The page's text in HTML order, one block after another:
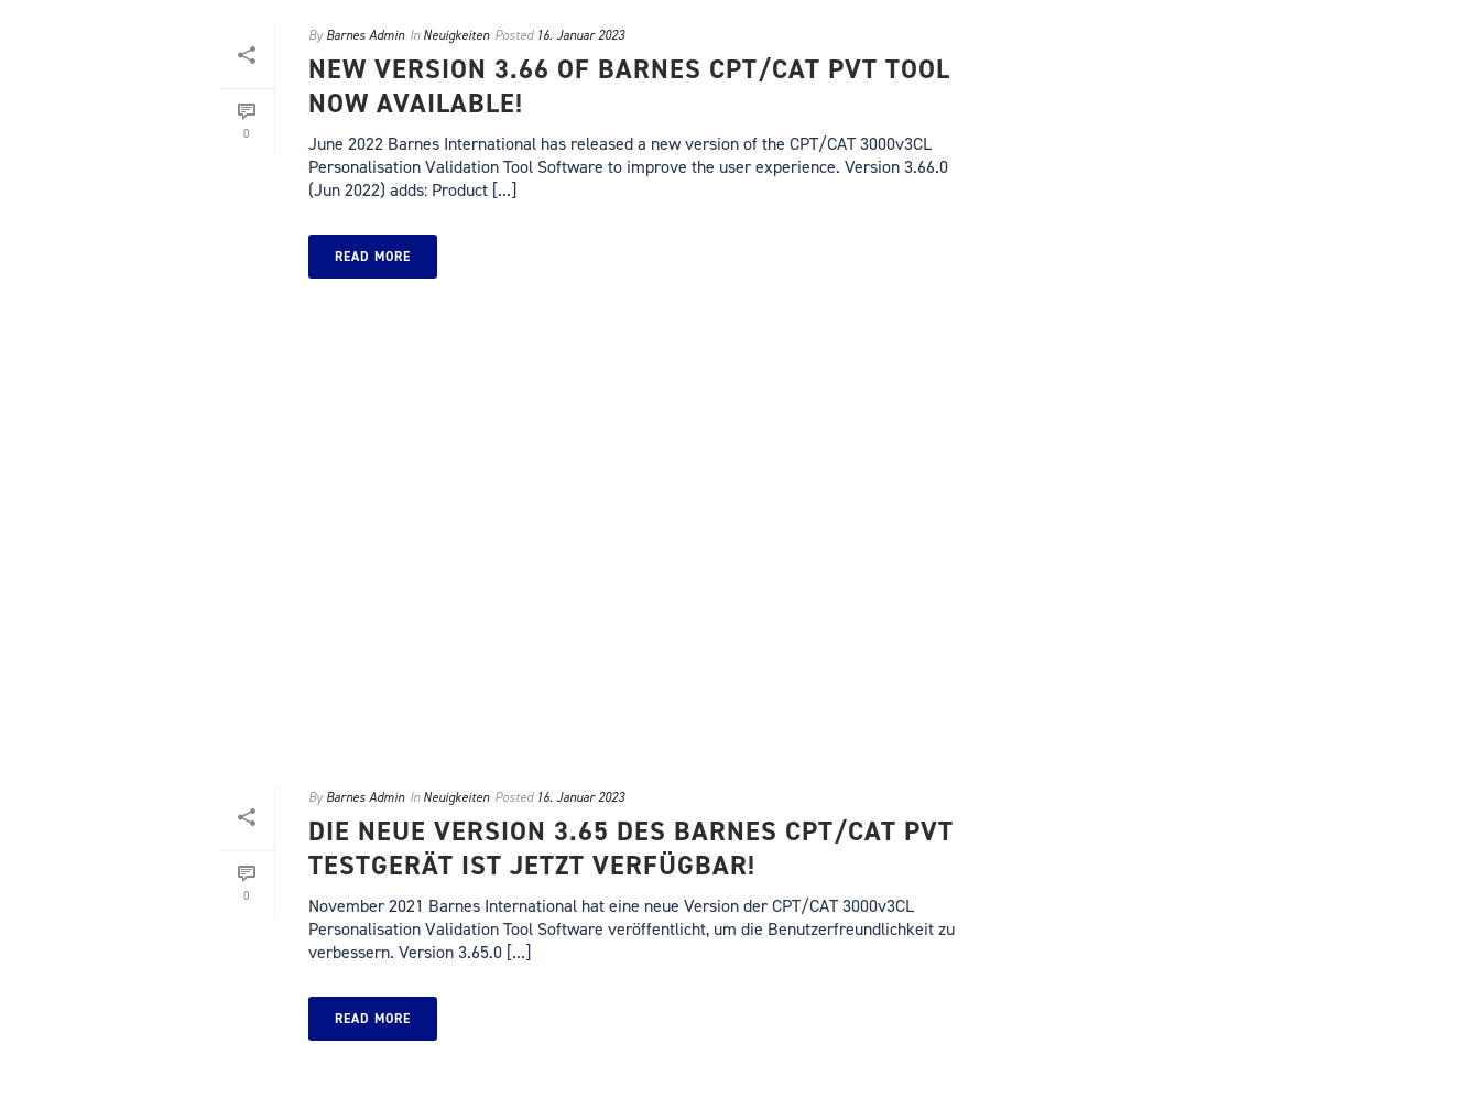
0
By Barnes Admin In Neuigkeiten Posted 16. Januar 2023
NEW VERSION 3.66 OF BARNES CPT/CAT PVT TOOL
NOW AVAILABLE!
June 2022 Barnes International has released a new version of the CPT/CAT 3000v3CL
Personalisation Validation Tool Software to improve the user experience. Version 3.66.0
(Jun 2022) adds: Product [...]
READ MORE
0
By Barnes Admin In Neuigkeiten Posted 16. Januar 2023
DIE NEUE VERSION 3.65 DES BARNES CPT/CAT PVT
TESTGERÄT IST JETZT VERFÜGBAR!
November 2021 Barnes International hat eine neue Version der CPT/CAT 3000v3CL
Personalisation Validation Tool Software veröffentlicht, um die Benutzerfreundlichkeit zu
verbessern. Version 3.65.0 [...]
READ MORE